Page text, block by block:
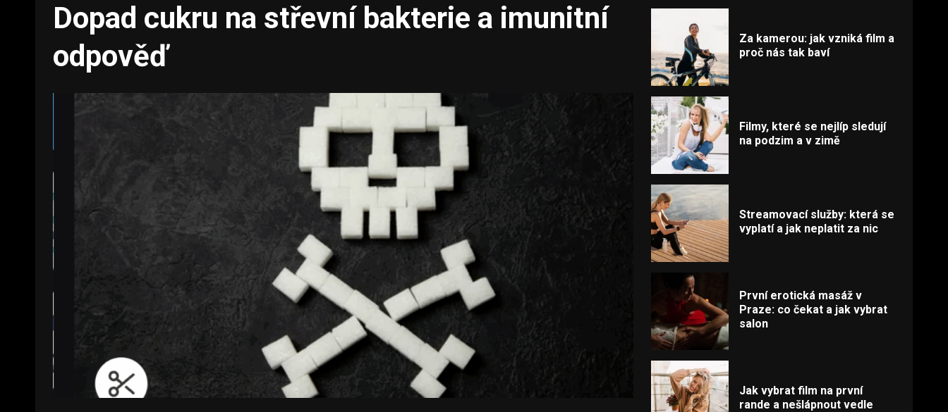
Dopad cukru na střevní bakterie a imunitní
odpověď
Za kamerou: jak vzniká film a
proč nás tak baví
Filmy, které se nejlíp sledují
na podzim a v zimě
Streamovací služby: která se
vyplatí a jak neplatit za nic
První erotická masáž v
Praze: co čekat a jak vybrat
salon
Jak vybrat film na první
rande a nešlápnout vedle